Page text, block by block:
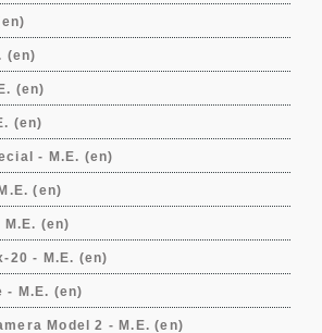
(en)
(en)
(en)
- M.E. (en)
(en)
(en)
20 - M.E. (en)
- M.E. (en)
Model 2 - M.E. (en)